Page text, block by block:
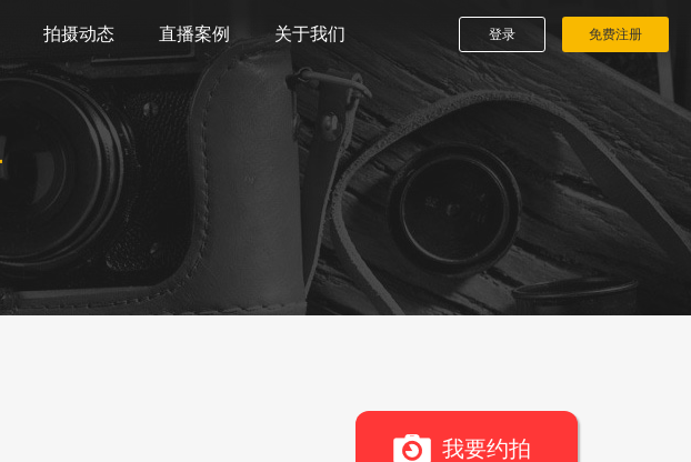
拍摄动态 直播案例 关于我们 登录 免费注册
我要约拍